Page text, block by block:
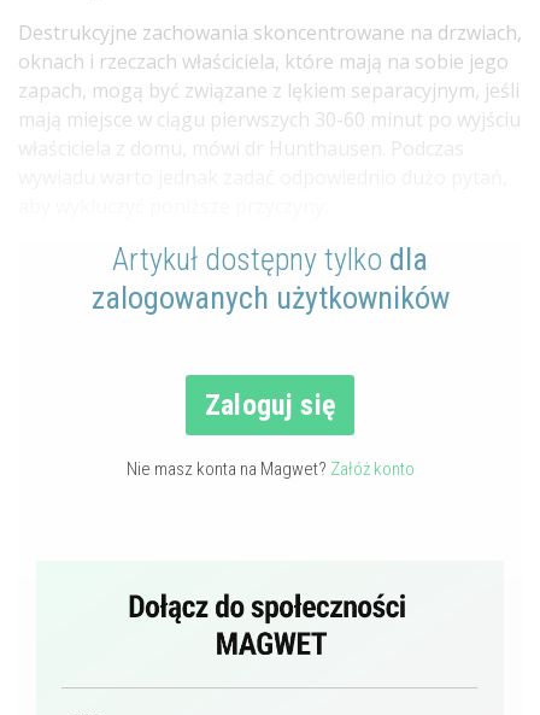
Destrukcyjne zachowania skoncentrowane na drzwiach,
oknach i rzeczach właściciela, które mają na sobie jego
zapach, mogą być związane z lękiem separacyjnym, jeśli
mają miejsce w ciągu pierwszych 30-60 minut po wyjściu
właściciela z domu, mówi dr Hunthausen. Podczas
Artykuł dostępny tylko dla
zalogowanych użytkowników
Zaloguj się
Nie masz konta na Magwet? Załóż konto